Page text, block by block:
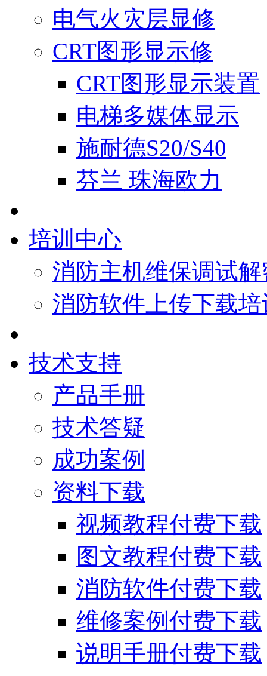
电气火灾层显修
CRT图形显示修
CRT图形显示装置
电梯多媒体显示
施耐德S20/S40
芬兰 珠海欧力
培训中心
消防主机维保调试解
消防软件上传下载培
技术支持
产品手册
技术答疑
成功案例
资料下载
视频教程付费下载
图文教程付费下载
消防软件付费下载
维修案例付费下载
说明手册付费下载